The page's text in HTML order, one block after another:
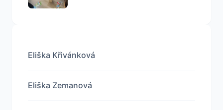
Eliška Křivánková
Eliška Zemanová